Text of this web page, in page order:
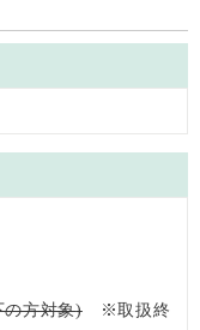
の方対象)※取扱終